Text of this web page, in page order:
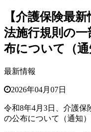
【介護保険最
法施行規則の
布について（通
最新情報
2026年04月07日
令和8年4月3日、介護保
の公布について（通知